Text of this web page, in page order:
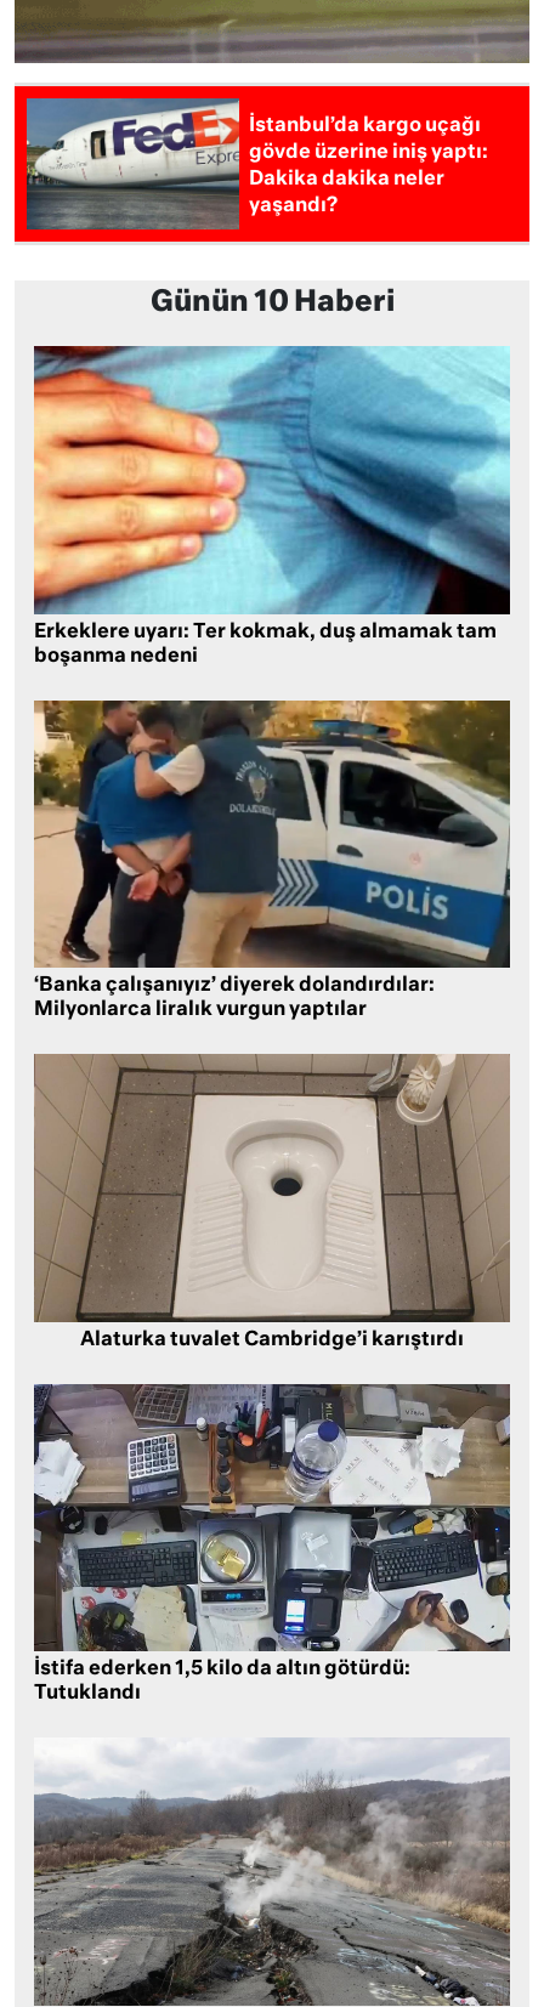
İstanbul’da kargo uçağı
gövde üzerine iniş yaptı:
Dakika dakika neler
yaşandı?
Günün 10 Haberi
Erkeklere uyarı: Ter kokmak, duş almamak tam
boşanma nedeni
‘Banka çalışanıyız’ diyerek dolandırdılar:
Milyonlarca liralık vurgun yaptılar
Alaturka tuvalet Cambridge’i karıştırdı
İstifa ederken 1,5 kilo da altın götürdü:
Tutuklandı